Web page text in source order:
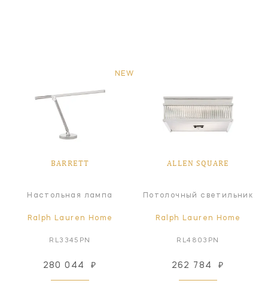
NEW
BARRETT
Настольная лампа
Ralph Lauren Home
RL3345PN
280 044 ₽
ALLEN SQUARE
Потолочный светильник
Ralph Lauren Home
RL4803PN
262 784 ₽